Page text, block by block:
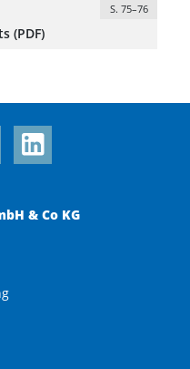
S. 75–76
(PDF)
& Co KG